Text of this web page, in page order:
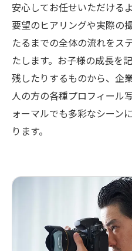
安心してお任せいただける
要望のヒアリングや実際の
たるまでの全体の流れをス
たします。お子様の成長を
残したりするものから、企
人の方の各種プロフィール
ォーマルでも多彩なシーン
ります。